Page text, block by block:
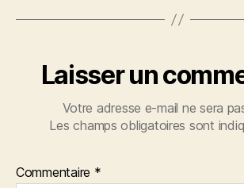
Laisser un
Votre adresse e-mail ne sera
Les champs obligatoires sont
Commentaire *